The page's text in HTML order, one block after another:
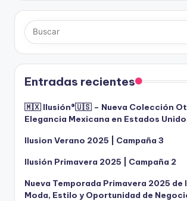
Entradas recientes
🇲🇽 Ilusión®️🇺🇸 – Nueva Colección
Elegancia Mexicana en Estados
Ilusion Verano 2025 | Campaña 3
Ilusión Primavera 2025 | Campaña 2
Nueva Temporada Primavera 2025 de
Moda, Estilo y Oportunidad de